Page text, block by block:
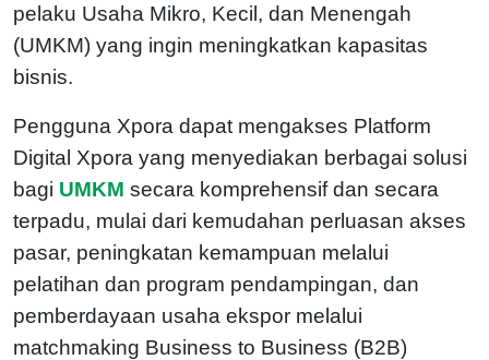
pelaku Usaha Mikro, Kecil, dan Menengah
(UMKM) yang ingin meningkatkan kapasitas
bisnis.
Pengguna Xpora dapat mengakses Platform
Digital Xpora yang menyediakan berbagai solusi
bagi UMKM secara komprehensif dan secara
terpadu, mulai dari kemudahan perluasan akses
pasar, peningkatan kemampuan melalui
pelatihan dan program pendampingan, dan
pemberdayaan usaha ekspor melalui
matchmaking Business to Business (B2B)